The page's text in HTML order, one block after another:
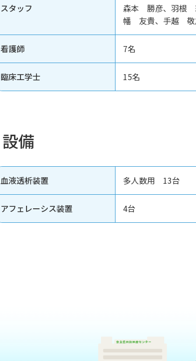
スタッフ
森本 勝彦、羽根
幡 友貴、手越 敬
看護師 7名
臨床工学士 15名
設備
血液透析装置 多人数用 13台
アフェレーシス装置 4台